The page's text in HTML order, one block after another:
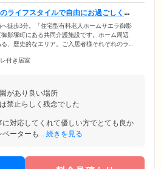
ライフスタイルで自由にお過ごしくだ
徒歩3分。「住宅型有料老人ホームサエラ御影
影塚町にある共同介護施設です。ホーム周辺
、歴史的なエリア。ご入居者様それぞれのラ
をしたり近くの公園にお散歩に出かけたり
ごとがございましたら、どんな些細なことで
。
付き居室
があり良い場所
禁止らしく残念でした
対応してくれて優しい方でとても良か
ーターも... 続きを見る